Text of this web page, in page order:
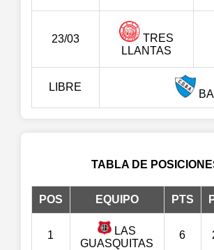
23/03
TRES
LLANTAS
LIBRE
TABLA DE
POS EQUIPO PTS
1
LAS
GUASQUITAS
6